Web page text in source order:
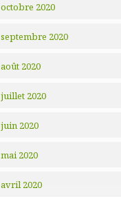
octobre 2020
septembre 2020
août 2020
juillet 2020
juin 2020
mai 2020
avril 2020